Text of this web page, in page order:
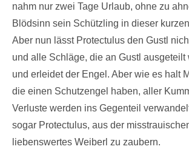
nahm nur zwei Tage Urlaub, ohne zu
Blödsinn sein Schützling in dieser
Aber nun lässt Protectulus den Gustl
und alle Schläge, die an Gustl ausgeteilt
und erleidet der Engel. Aber wie es halt
die einen Schutzengel haben, aller
Verluste werden ins Gegenteil
sogar Protectulus, aus der
liebenswertes Weiberl zu zaubern.